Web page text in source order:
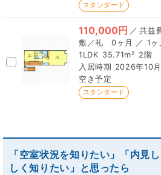
スタンダード
110,000円 ／
0ヶ月 ／ 1ヶ
1LDK 35.71m² 2階
2026年10
空き予定
スタンダード
「空室状況を知りたい」「内見
しく知りたい」と思ったら